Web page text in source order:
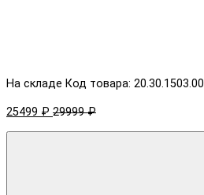
На складе Код товара: 20.30.1503.00
25499 ₽ 29999 ₽